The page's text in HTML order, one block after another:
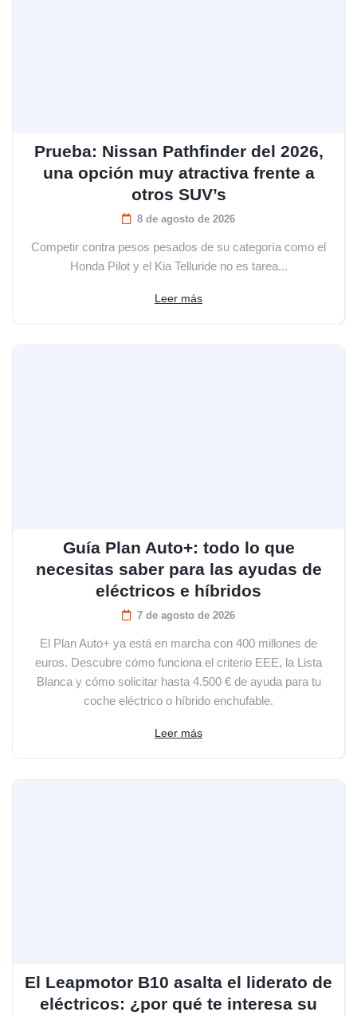
Prueba: Nissan Pathfinder del 2026,
una opción muy atractiva frente a
otros SUV’s
8 de agosto de 2026
Competir contra pesos pesados de su categoría como el
Honda Pilot y el Kia Telluride no es tarea...
Leer más
Guía Plan Auto+: todo lo que
necesitas saber para las ayudas de
eléctricos e híbridos
7 de agosto de 2026
El Plan Auto+ ya está en marcha con 400 millones de
euros. Descubre cómo funciona el criterio EEE, la Lista
Blanca y cómo solicitar hasta 4.500 € de ayuda para tu
coche eléctrico o híbrido enchufable.
Leer más
El Leapmotor B10 asalta el liderato de
eléctricos: ¿por qué te interesa su